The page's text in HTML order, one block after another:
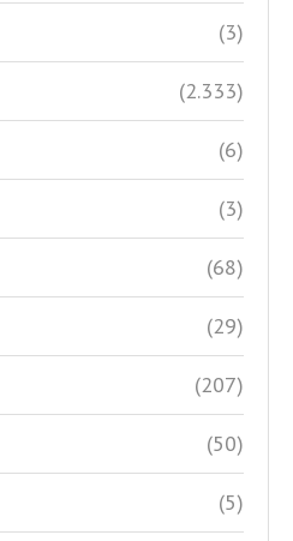
(3)
(2.333)
(6)
(3)
(68)
(29)
(207)
(50)
(5)